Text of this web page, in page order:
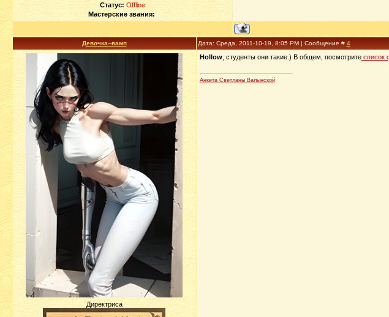
Статус: Offline
Мастерские звания:
Девочка--вамп Дата: Среда, 2011-10-19, 8:05 PM | Сообщение # 4
Директриса
Hollow, студенты они такие.) В общем, посмотритесписок
Анкета Светланы Валынской